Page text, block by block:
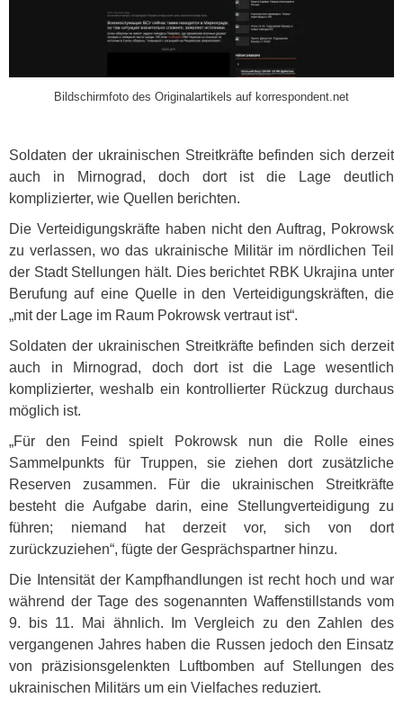
Bildschirmfoto des Originalartikels auf korrespondent.net
Soldaten der ukrainischen Streitkräfte befinden sich derzeit
auch in Mirnograd, doch dort ist die Lage deutlich
komplizierter, wie Quellen berichten.
Die Verteidigungskräfte haben nicht den Auftrag, Pokrowsk
zu verlassen, wo das ukrainische Militär im nördlichen Teil
der Stadt Stellungen hält. Dies berichtet RBK Ukrajina unter
Berufung auf eine Quelle in den Verteidigungskräften, die
„mit der Lage im Raum Pokrowsk vertraut ist“.
Soldaten der ukrainischen Streitkräfte befinden sich derzeit
auch in Mirnograd, doch dort ist die Lage wesentlich
komplizierter, weshalb ein kontrollierter Rückzug durchaus
möglich ist.
„Für den Feind spielt Pokrowsk nun die Rolle eines
Sammelpunkts für Truppen, sie ziehen dort zusätzliche
Reserven zusammen. Für die ukrainischen Streitkräfte
besteht die Aufgabe darin, eine Stellungverteidigung zu
führen; niemand hat derzeit vor, sich von dort
zurückzuziehen“, fügte der Gesprächspartner hinzu.
Die Intensität der Kampfhandlungen ist recht hoch und war
während der Tage des sogenannten Waffenstillstands vom
9. bis 11. Mai ähnlich. Im Vergleich zu den Zahlen des
vergangenen Jahres haben die Russen jedoch den Einsatz
von präzisionsgelenkten Luftbomben auf Stellungen des
ukrainischen Militärs um ein Vielfaches reduziert.